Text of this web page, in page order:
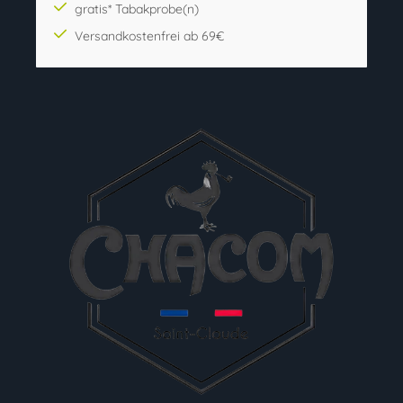
gratis* Tabakprobe(n)
Versandkostenfrei ab 69€